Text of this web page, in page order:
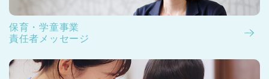
保育・学童事業
責任者メッセージ